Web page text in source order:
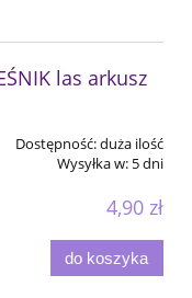
las arkusz
Dostępność:duża ilość
Wysyłka w: 5 dni
4,90 zł
do koszyka